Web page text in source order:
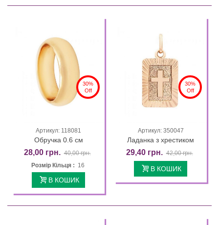
30%
Off
Артикул: 118081
Обручка 0.6 см
28,00 грн. 40,00 грн.
Розмір Кільця : 16
В КОШИК
30%
Off
Артикул: 350047
Ладанка з хрестиком
29,40 грн. 42,00 грн.
В КОШИК